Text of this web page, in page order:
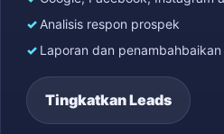
Analisis respon prospek
Laporan dan penambahbaikan
Tingkatkan Leads